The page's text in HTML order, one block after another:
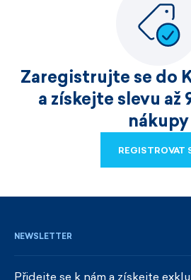
Zaregistrujte se do
a získejte slevu až
nákupy
REGISTROVAT
NEWSLETTER
Přidejte se k nám a získejte